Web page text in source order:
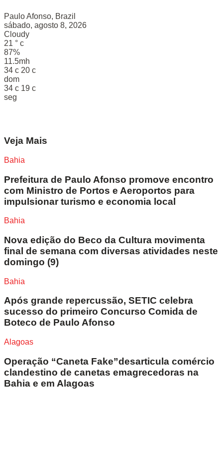
Paulo Afonso, Brazil
sábado, agosto 8, 2026
Cloudy
21 ° c
87%
11.5mh
34 c 20 c
dom
34 c 19 c
seg
Veja Mais
Bahia
Prefeitura de Paulo Afonso promove encontro
com Ministro de Portos e Aeroportos para
impulsionar turismo e economia local
Bahia
Nova edição do Beco da Cultura movimenta
final de semana com diversas atividades neste
domingo (9)
Bahia
Após grande repercussão, SETIC celebra
sucesso do primeiro Concurso Comida de
Boteco de Paulo Afonso
Alagoas
Operação “Caneta Fake”desarticula comércio
clandestino de canetas emagrecedoras na
Bahia e em Alagoas